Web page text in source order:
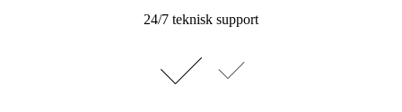
24/7 teknisk support